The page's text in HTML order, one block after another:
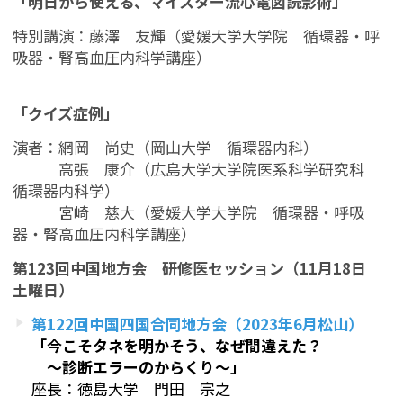
特別講演：藤澤 友輝（愛媛大学大学院 循環器・呼
吸器・腎高血圧内科学講座）
「クイズ症例」
演者：網岡 尚史（岡山大学 循環器内科）
高張 康介（広島大学大学院医系科学研究科
循環器内科学）
宮崎 慈大（愛媛大学大学院 循環器・呼吸
器・腎高血圧内科学講座）
第123回中国地方会 研修医セッション（11月18日
土曜日）
第122回中国四国合同地方会（2023年6月松山）
「今こそタネを明かそう、なぜ間違えた？
～診断エラーのからくり～」
座長：徳島大学 門田 宗之